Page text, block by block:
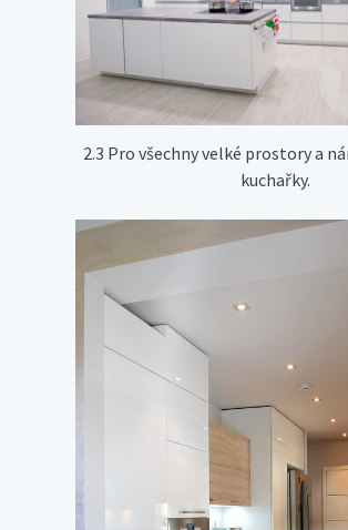
2.3 Pro všechny velké prostory a
kuchařky.